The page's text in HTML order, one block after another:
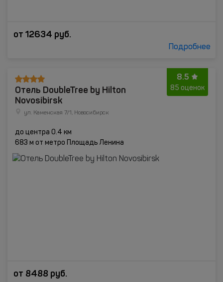
от 12634 руб.
Подробнее
8.5
85 оценок
Отель DoubleTree by Hilton
Novosibirsk
ул. Каменская 7/1, Новосибирск
до центра 0.4 км
683 м от метро Площадь Ленина
от 8488 руб.